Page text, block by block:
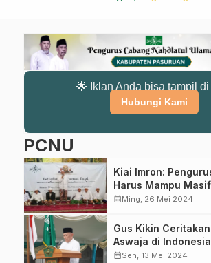
🌟 Iklan Anda bisa tampil di
Hubungi Kami
PCNU
Kiai Imron:
Harus Mampu
Pendidikan Diarea
calendar_monthMing, 26 Mei 2024
Gus Kikin
Aswaja di Indonesia
calendar_monthSen, 13 Mei 2024